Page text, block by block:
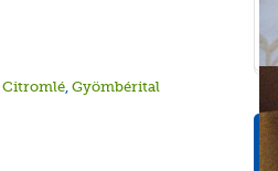
Citromlé, Gyömbérital